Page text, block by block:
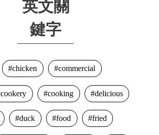
英文關
鍵字
chicken commercial
cookery cooking delicious
duck food fried